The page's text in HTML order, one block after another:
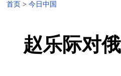
首页 > 今日中国
赵乐际对